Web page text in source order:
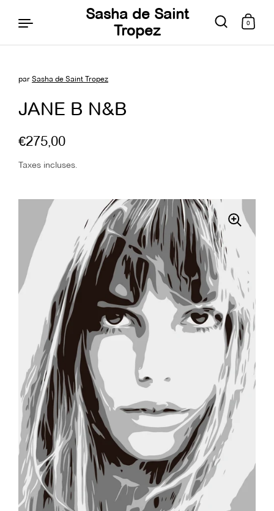
Aller au contenu
Sasha de Saint
Tropez
0
JANE B N&B
par Sasha de Saint Tropez
€275,00
Taxes incluses.